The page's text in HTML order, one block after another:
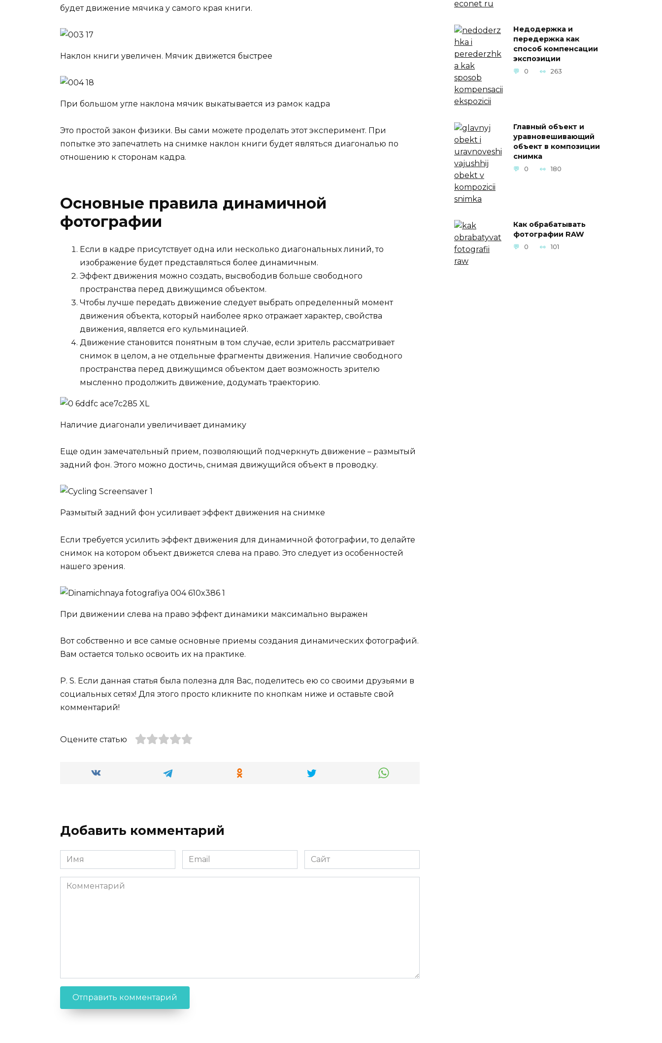
будет движение мячика у самого края книги.
Наклон книги увеличен. Мячик движется быстрее
При большом угле наклона мячик выкатывается из рамок кадра
Это простой закон физики. Вы сами можете проделать этот эксперимент. При
попытке это запечатлеть на снимке наклон книги будет являться диагональю по
отношению к сторонам кадра.
Основные правила динамичной
фотографии
Если в кадре присутствует одна или несколько диагональных линий, то
изображение будет представляться более динамичным.
Эффект движения можно создать, высвободив больше свободного
пространства перед движущимся объектом.
Чтобы лучше передать движение следует выбрать определенный момент
движения объекта, который наиболее ярко отражает характер, свойства
движения, является его кульминацией.
Движение становится понятным в том случае, если зритель рассматривает
снимок в целом, а не отдельные фрагменты движения. Наличие свободного
пространства перед движущимся объектом дает возможность зрителю
мысленно продолжить движение, додумать траекторию.
Наличие диагонали увеличивает динамику
Еще один замечательный прием, позволяющий подчеркнуть движение – размытый
задний фон. Этого можно достичь, снимая движущийся объект в проводку.
Размытый задний фон усиливает эффект движения на снимке
Если требуется усилить эффект движения для динамичной фотографии, то делайте
снимок на котором объект движется слева на право. Это следует из особенностей
нашего зрения.
При движении слева на право эффект динамики максимально выражен
Вот собственно и все самые основные приемы создания динамических фотографий.
Вам остается только освоить их на практике.
P. S. Если данная статья была полезна для Вас, поделитесь ею со своими друзьями в
социальных сетях! Для этого просто кликните по кнопкам ниже и оставьте свой
комментарий!
Оцените статью
Добавить комментарий
Имя Email Сайт
Комментарий
Недодержка и
передержка как
способ компенсации
экспозиции
0 263
Главный объект и
уравновешивающий
объект в композиции
снимка
0 180
Как обрабатывать
фотографии RAW
0 101